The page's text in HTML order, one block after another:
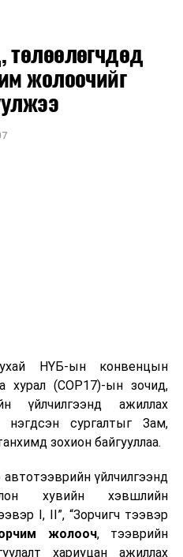
төлөөлөгчдөд
жолоочийг
НҮБ-ын конвенцын
хурал (COP17)-ын зочид,
үйлчилгээнд ажиллах
нэгдсэн сургалтыг Зам,
зохион байгууллаа.
үйлчилгээнд
хувийн хэвшлийн
I, II”, “Зорчигч тээвэр
жолооч, тээврийн
хариуцан ажиллах